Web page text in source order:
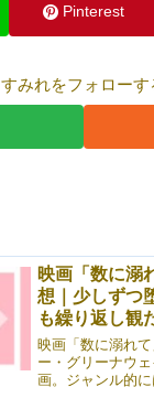
Pinterest
すみれをフォローす
映画「数に溺
想｜少しず
も繰り返し観
映画「数に溺れ
ー・グリーナウ
画。ジャンル的